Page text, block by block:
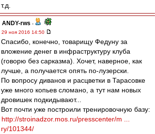
т.д.
ANDY-rws -
29 ноя 2016 14:50
Спасибо, конечно, товарищу Федуну за
вложение денег в инфраструктуру клуба
(говорю без сарказма). Хочет, наверное, как
лучше, а получается опять по-лузерски.
По вопросу диванов и расцветки в Тарасовке
уже много копьев сломано, а тут нам новых
дровишек подкидывают...
Вот почти уже построили тренировочную базу:
http://stroinadzor.mos.ru/presscenter/m ...
ry/101344/